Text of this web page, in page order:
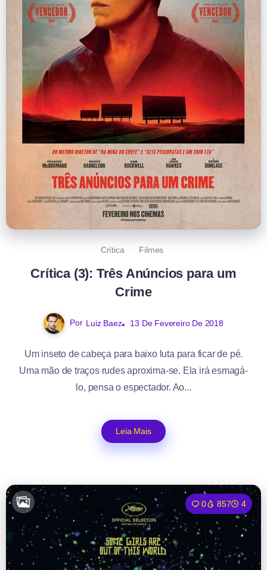
Crítica Filmes
Crítica (3): Três Anúncios para um
Crime
Por Luiz Baez 13 De Fevereiro De 2018
Um inseto de cabeça para baixo luta para ficar de pé.
Uma mão de traços rudes aproxima-se. Ela irá esmagá-
lo, pensa o espectador. Ao...
Leia Mais
0 857 4